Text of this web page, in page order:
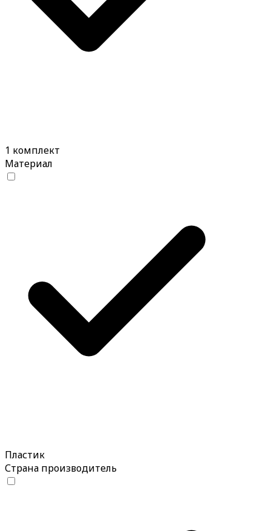
1 комплект
Материал
Пластик
Страна производитель